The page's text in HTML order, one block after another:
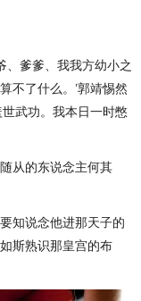
、爹爹、我我方幼小之
不了什么。’郭靖惕然
武功。我本日一时憋
从的东说念主何其
知说念他进那天子的
斯熟识那皇宫的布